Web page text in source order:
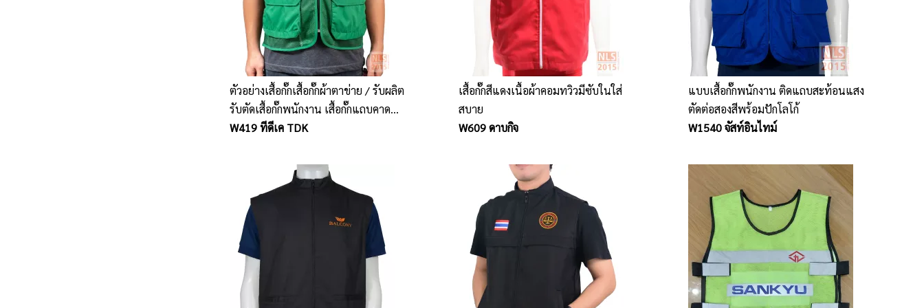
ตัวอย่างเสื้อกั๊กเสื้อกั๊กผ้าตาข่าย / รับผลิต
รับตัดเสื้อกั๊กพนักงาน เสื้อกั๊กแถบคาด
สะท้อนแสง
W419 ทีดีเค TDK
เสื้อกั๊กสีแดงเนื้อผ้าคอมทวิวมีซับในใส่
สบาย
W609 ดาบกิจ
แบบเสื้อกั๊กพนักงาน ติดแถบสะท้อนแสง
ตัดต่อสองสีพร้อมปักโลโก้
W1540 จัสท์อินไทม์